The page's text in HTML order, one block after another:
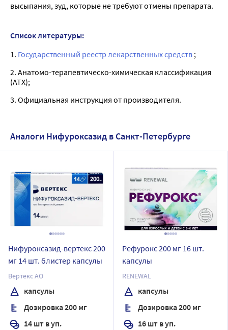
высыпания, зуд, которые не требуют отмены препарата.
Список литературы:
1. Государственный реестр лекарственных средств ;
2. Анатомо-терапевтическо-химическая классификация
(ATX);
3. Официальная инструкция от производителя.
Аналоги Нифуроксазид в Санкт-Петербурге
Нифуроксазид-вертекс 200
мг 14 шт. блистер капсулы
Вертекс АО
капсулы
Дозировка 200 мг
14 шт в уп.
Рефурокс 200 мг 16 шт.
капсулы
RENEWAL
капсулы
Дозировка 200 мг
16 шт в уп.